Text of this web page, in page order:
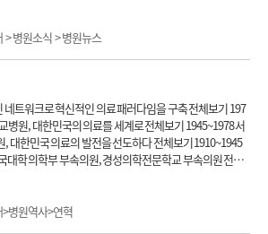
용하여 최대한 안전한 치료 경험을 축적하고 있으며 주
공증성 척
추 질환으로 마비가 없는 경우 대부분 통증 조절이 치료 목
않습니다. 본원
보존적 치료를 충분히 시행합니다. 수술이 필요할 경우에
소침습적수술 기법을 개발하였고 이를 적극 활용하여 수
율이 매우 낮고 안전하며 조기 회복이 가능한 치료를 시행
당일 오전에 결정되는 바, 원하시는 병실로 배정 받지 못하
경우, 병동간호사실에 신청하시기 바랍니다. 입원하
용하여 주시기 바랍니다. 보호자 출입증 재발급
주차 혜택을 받으실 수 있습니다. * 문의 : 주차관리소 (☎ 02-2072-2908)
. 소아
정형외과환자 진료를 위해서도 필수적인 지식적 기반이 되
움으로 인해 의료 현장에서는 그 수요가 점점 감소하고 있
어린이 청소년에 대한 최적의 의료를 제공해야 하는 것이
힘을 모았다. 대한소아정형외과학회(현 대한소아청소년
용 교수의 정년퇴임을 기념하여 1996년 소아정형외과학
이덕용 소아정형외과학으로 이름을 바꿔 3판, 2014년 4
추가하여 내용을 개편했다. 이 책은 서울대어린이병원 조
병원 박문석성기혁 교수, 유원준 전 서울대어린이병원
동 편집했으며, 국내 유수의 소아
병원소식 > 병원뉴스
부속의원 전체
울대학교병원은 다양한 전문분야
가능하도록 국내외 네트워크 시스템을 구축했습니다. 공
병원역사>연혁